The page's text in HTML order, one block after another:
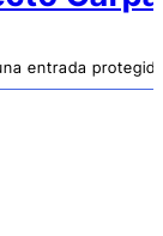
entrada